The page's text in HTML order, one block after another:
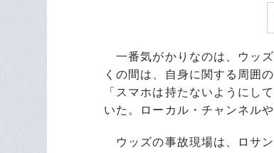
一番気がかりなのは、ウッ
くの間は、自身に関する周囲
「スマホは持たないようにし
いた。ローカル・チャンネル
ウッズの事故現場は、ロサ